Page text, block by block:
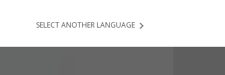
SELECT ANOTHER LANGUAGE